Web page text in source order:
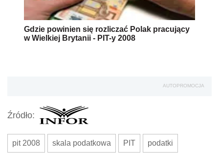
Gdzie powinien się rozliczać Polak pracujący
w Wielkiej Brytanii - PIT-y 2008
AUTOPROMOCJA
Źródło:
pit 2008 skala podatkowa PIT podatki